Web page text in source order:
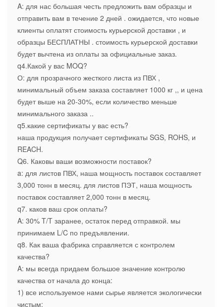
A: для нас большая честь предложить вам образцы и
отправить вам в течение 2 дней . ожидается, что новые
клиенты оплатят стоимость курьерской доставки , и
образцы БЕСПЛАТНЫ . стоимость курьерской доставки
будет вычтена из оплаты за официальные заказ.
q4.Какой у вас MOQ?
О: для прозрачного жесткого листа из ПВХ ,
минимальный объем заказа составляет 1000 кг ,, и цена
будет выше на 20-30%, если количество меньше
минимального заказа ..
q5.какие сертификаты у вас есть?
наша продукция получает сертификаты SGS, ROHS, и
REACH.
Q6. Каковы ваши возможности поставок?
a: для листов ПВХ, наша мощность поставок составляет
3,000 тонн в месяц. для листов ПЭТ, наша мощность
поставок составляет 2,000 тонн в месяц.
q7. каков ваш срок оплаты?
A: 30% T/T заранее, остаток перед отправкой. мы
принимаем L/C по предъявлении.
q8. Как ваша фабрика справляется с контролем
качества?
A: мы всегда придаем большое значение контролю
качества от начала до конца:
1) все используемое нами сырье является экологически
чистым;